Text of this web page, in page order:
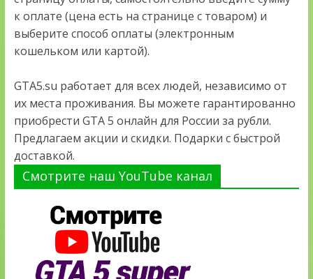
к оплате (цена есть на странице с товаром) и
выберите способ оплаты (электронным
кошельком или картой).
GTA5.su работает для всех людей, независимо от
их места проживания. Вы можете гарантированно
приобрести GTA 5 онлайн для России за рубли.
Предлагаем акции и скидки. Подарки с быстрой
доставкой.
Смотрите наш YouTube канал